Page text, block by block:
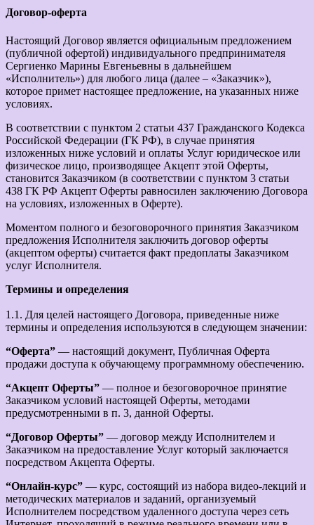
Договор-оферта
Настоящий Договор является официальным предложением
(публичной офертой) индивидуального предпринимателя
Сергиенко Марины Евгеньевны в дальнейшем
«Исполнитель») для любого лица (далее – «Заказчик»),
которое примет настоящее предложение, на указанных ниже
условиях.
В соответствии с пунктом 2 статьи 437 Гражданского Кодекса
Российской Федерации (ГК РФ), в случае принятия
изложенных ниже условий и оплаты Услуг юридическое или
физическое лицо, производящее Акцепт этой Оферты,
становится Заказчиком (в соответствии с пунктом 3 статьи
438 ГК РФ Акцепт Оферты равносилен заключению Договора
на условиях, изложенных в Оферте).
Моментом полного и безоговорочного принятия Заказчиком
предложения Исполнителя заключить договор оферты
(акцептом оферты) считается факт предоплаты Заказчиком
услуг Исполнителя.
Термины и определения
1.1. Для целей настоящего Договора, приведенные ниже
термины и определения используются в следующем значении:
“Оферта” — настоящий документ, Публичная Оферта
продажи доступа к обучающему программному обеспечению.
“Акцепт Оферты” — полное и безоговорочное принятие
Заказчиком условий настоящей Оферты, методами
предусмотренными в п. 3, данной Оферты.
“Договор Оферты” — договор между Исполнителем и
Заказчиком на предоставление Услуг который заключается
посредством Акцепта Оферты.
“Онлайн-курс” — курс, состоящий из набора видео-лекций и
методических материалов и заданий, организуемый
Исполнителем посредством удаленного доступа через сеть